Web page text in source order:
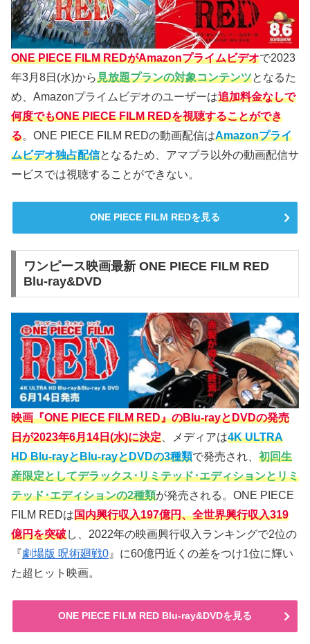
ONE PIECE FILM REDがAmazonプライムビデオで2023
年3月8日(水)から見放題プランの対象コンテンツとなるた
め、Amazonプライムビデオのユーザーは追加料金なしで
何度でもONE PIECE FILM REDを視聴することができ
る。ONE PIECE FILM REDの動画配信はAmazonプライ
ムビデオ独占配信となるため、アマプラ以外の動画配信サ
ービスでは視聴することができない。
ONE PIECE FILM REDを見る
ワンピース映画最新 ONE PIECE FILM RED
Blu-ray&DVD
映画『ONE PIECE FILM RED』のBlu-rayとDVDの発売
日が2023年6月14日(水)に決定 、メディアは4K ULTRA
HD Blu-rayとBlu-rayとDVDの3種類で発売され、 初回生
産限定としてデラックス･リミテッド･エディションとリミ
テッド･エディションの2種類が発売される。ONE PIECE
FILM REDは国内興行収入197億円、全世界興行収入319
億円を突破し、2022年の映画興行収入ランキングで2位の
『劇場版 呪術廻戦0 』に60億円近くの差をつけ1位に輝い
た超ヒット映画。
ONE PIECE FILM RED Blu-ray&DVDを見る